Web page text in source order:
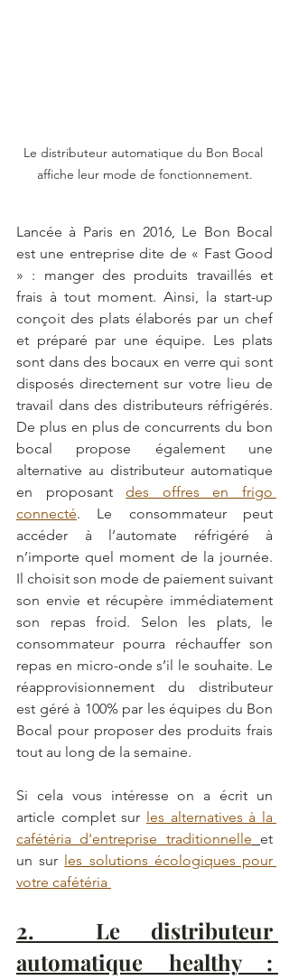
Le distributeur automatique du Bon Bocal
affiche leur mode de fonctionnement.
Lancée à Paris en 2016, Le Bon Bocal
est une entreprise dite de « Fast Good
» : manger des produits travaillés et
frais à tout moment. Ainsi, la start-up
conçoit des plats élaborés par un chef
et préparé par une équipe. Les plats
sont dans des bocaux en verre qui sont
disposés directement sur votre lieu de
travail dans des distributeurs réfrigérés.
De plus en plus de concurrents du bon
bocal propose également une
alternative au distributeur automatique
en proposant des offres en frigo
connecté. Le consommateur peut
accéder à l’automate réfrigéré à
n’importe quel moment de la journée.
Il choisit son mode de paiement suivant
son envie et récupère immédiatement
son repas froid. Selon les plats, le
consommateur pourra réchauffer son
repas en micro-onde s’il le souhaite. Le
réapprovisionnement du distributeur
est géré à 100% par les équipes du Bon
Bocal pour proposer des produits frais
tout au long de la semaine.
Si cela vous intéresse on a écrit un
article complet sur les alternatives à la
cafétéria d'entreprise traditionnelle et
un sur les solutions écologiques pour
votre cafétéria
2.  Le distributeur
automatique healthy :